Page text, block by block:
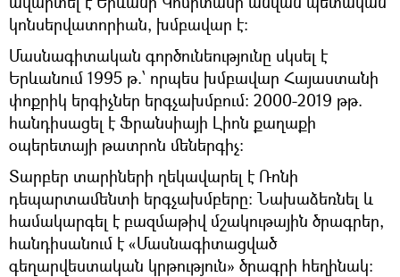
կոնսերվատորիան, խմբավար է:
Մասնագիտական գործունեությունը սկսել է
Երևանում 1995 թ.՝ որպես խմբավար Հայաստանի
փոքրիկ երգիչներ երգչախմբում: 2000-2019 թթ.
հանդիսացել է Ֆրանսիայի Լիոն քաղաքի
օպերետայի թատրոն մեներգիչ:
Տարբեր տարիների ղեկավարել է Ռոնի
դեպարտամենտի երգչախմբերը: Նախաձեռնել և
համակարգել է բազմաթիվ մշակութային ծրագրեր,
հանդիսանում է «Մասնագիտացված
գեղարվեստական կրթություն» ծրագրի հեղինակ: